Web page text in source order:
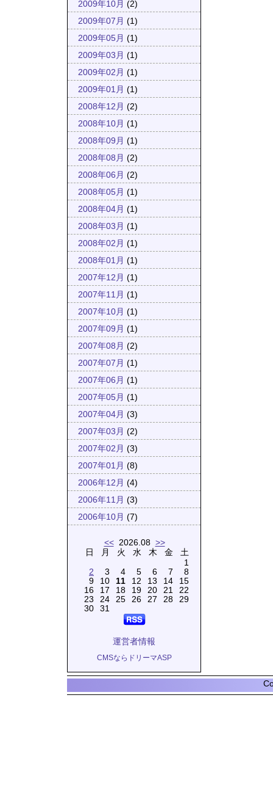
2009年10月 (2)
2009年07月 (1)
2009年05月 (1)
2009年03月 (1)
2009年02月 (1)
2009年01月 (1)
2008年12月 (2)
2008年10月 (1)
2008年09月 (1)
2008年08月 (2)
2008年06月 (2)
2008年05月 (1)
2008年04月 (1)
2008年03月 (1)
2008年02月 (1)
2008年01月 (1)
2007年12月 (1)
2007年11月 (1)
2007年10月 (1)
2007年09月 (1)
2007年08月 (2)
2007年07月 (1)
2007年06月 (1)
2007年05月 (1)
2007年04月 (3)
2007年03月 (2)
2007年02月 (3)
2007年01月 (8)
2006年12月 (4)
2006年11月 (3)
2006年10月 (7)
<<2026.08 >>
日
2
9
16
23
30
月
3
10
17
24
31
火
4
11
18
25
水
5
12
19
26
木
6
13
20
27
金
7
14
21
28
土
1
8
15
22
29
運営者情報
CMSならドリーマASP